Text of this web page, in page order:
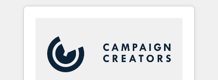
and ROI from your HubSpot investment. Use
your team on their HubSpot journey, design
and implement your processes and skilfully
bring your revenue infrastructure to life. Our
collaborative approach keeps you in control